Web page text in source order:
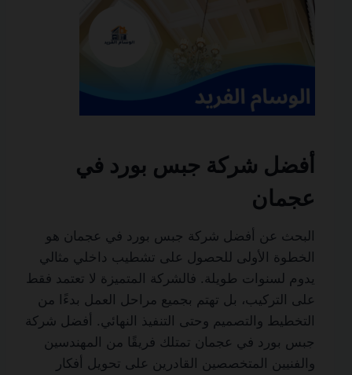
أفضل شركة جبس بورد في
عجمان
البحث عن أفضل شركة جبس بورد في عجمان هو
الخطوة الأولى للحصول على تشطيب داخلي مثالي
يدوم لسنوات طويلة. فالشركة المتميزة لا تعتمد فقط
على التركيب، بل تهتم بجميع مراحل العمل بدءًا من
التخطيط والتصميم وحتى التنفيذ النهائي. أفضل شركة
جبس بورد في عجمان تمتلك فريقًا من المهندسين
والفنيين المتخصصين القادرين على تحويل أفكار